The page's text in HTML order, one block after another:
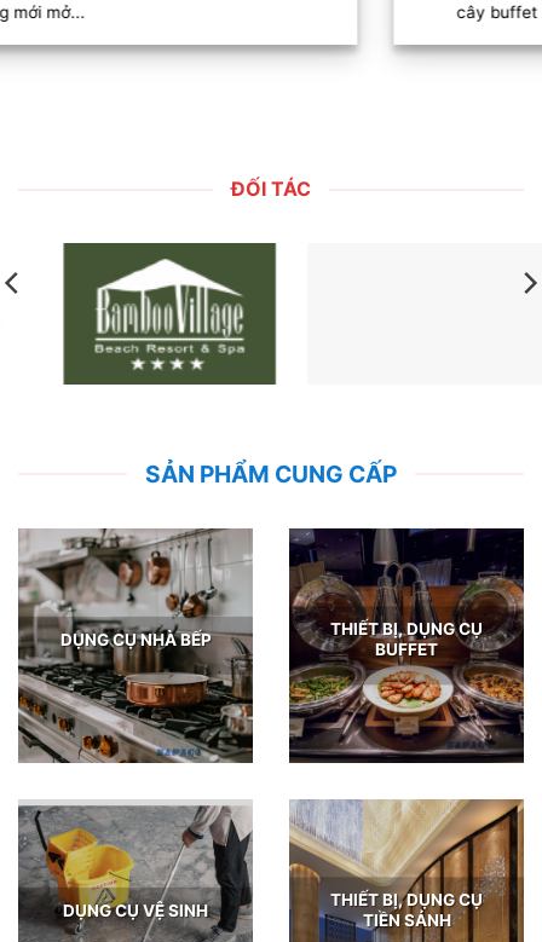
cây buffet inox có vòi nhiều ngăn...
ĐỐI TÁC
SẢN PHẨM CUNG CẤP
DỤNG CỤ NHÀ BẾP
THIẾT BỊ, DỤNG CỤ
BUFFET
DỤNG CỤ VỆ SINH
THIẾT BỊ, DỤNG CỤ
TIỀN SẢNH